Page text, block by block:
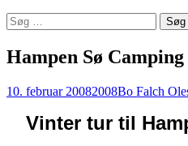
Søg
efter:
Hampen Sø Camping
10. februar 20082008Bo Falch
Vinter tur til